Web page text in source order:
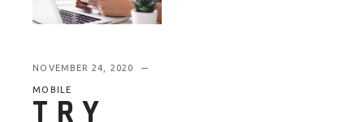
NOVEMBER 24, 2020
MOBILE
TRY